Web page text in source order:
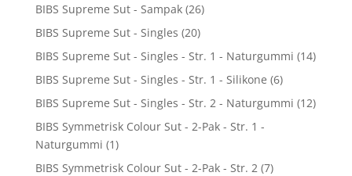
BIBS Supreme Sut - Sampak (26)
BIBS Supreme Sut - Singles (20)
BIBS Supreme Sut - Singles - Str. 1 - Naturgummi (14)
BIBS Supreme Sut - Singles - Str. 1 - Silikone (6)
BIBS Supreme Sut - Singles - Str. 2 - Naturgummi (12)
BIBS Symmetrisk Colour Sut - 2-Pak - Str. 1 -
Naturgummi (1)
BIBS Symmetrisk Colour Sut - 2-Pak - Str. 2 (7)